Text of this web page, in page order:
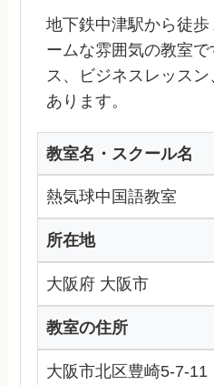
地下鉄中津駅から徒
ームな雰囲気の教室
ス、ビジネスレッス
あります。
教室名・スクール名
熱気球中国語教室
所在地
大阪府 大阪市
教室の住所
大阪市北区豊崎5-7-11